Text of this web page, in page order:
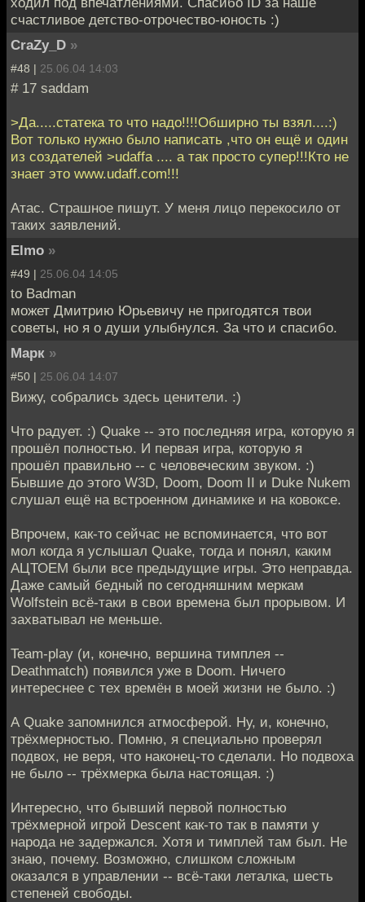
счастливое детство-отрочество-юность :)
CraZy_D »
#48 | 25.06.04 14:03
# 17 saddam
>Да.....статека то что надо!!!!Обширно ты взял....:)
Вот только нужно было написать ,что он ещё и один
из создателей >udaffa .... а так просто супер!!!Кто не
знает это www.udaff.com!!!
Атас. Страшное пишут. У меня лицо перекосило от
таких заявлений.
Elmo »
#49 | 25.06.04 14:05
to Badman
может Дмитрию Юрьевичу не пригодятся твои
советы, но я о души улыбнулся. За что и спасибо.
Марк »
#50 | 25.06.04 14:07
Вижу, собрались здесь ценители. :)
Что радует. :) Quake -- это последняя игра, которую я
прошёл полностью. И первая игра, которую я
прошёл правильно -- с человеческим звуком. :)
Бывшие до этого W3D, Doom, Doom II и Duke Nukem
слушал ещё на встроенном динамике и на ковоксе.
Впрочем, как-то сейчас не вспоминается, что вот
мол когда я услышал Quake, тогда и понял, каким
АЦТОЕМ были все предыдущие игры. Это неправда.
Даже самый бедный по сегодняшним меркам
Wolfstein всё-таки в свои времена был прорывом. И
захватывал не меньше.
Team-play (и, конечно, вершина тимплея --
Deathmatch) появился уже в Doom. Ничего
интереснее с тех времён в моей жизни не было. :)
А Quake запомнился атмосферой. Ну, и, конечно,
трёхмерностью. Помню, я специально проверял
подвох, не веря, что наконец-то сделали. Но подвоха
не было -- трёхмерка была настоящая. :)
Интересно, что бывший первой полностью
трёхмерной игрой Descent как-то так в памяти у
народа не задержался. Хотя и тимплей там был. Не
знаю, почему. Возможно, слишком сложным
оказался в управлении -- всё-таки леталка, шесть
степеней свободы.